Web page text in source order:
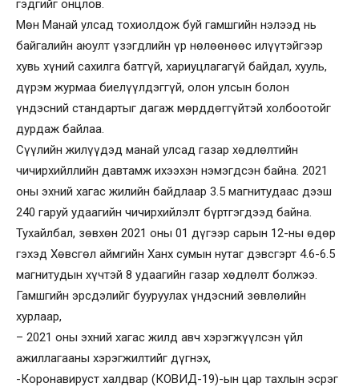
гэдгийг онцлов.
Мөн Манай улсад тохиолдож буй гамшгийн нэлээд нь
байгалийн аюулт үзэгдлийн үр нөлөөнөөс илүүтэйгээр
хувь хүний сахилга батгүй, хариуцлагагүй байдал, хууль,
дүрэм журмаа биелүүлдэггүй, олон улсын болон
үндэсний стандартыг дагаж мөрддөггүйтэй холбоотойг
дурдаж байлаа.
Сүүлийн жилүүдэд манай улсад газар хөдлөлтийн
чичирхийллийн давтамж ихээхэн нэмэгдсэн байна. 2021
оны эхний хагас жилийн байдлаар 3.5 магнитудаас дээш
240 гаруй удаагийн чичирхийлэлт бүртгэгдээд байна.
Тухайлбал, зөвхөн 2021 оны 01 дүгээр сарын 12-ны өдөр
гэхэд Хөвсгөл аймгийн Ханх сумын нутаг дэвсгэрт 4.6-6.5
магнитудын хүчтэй 8 удаагийн газар хөдлөлт болжээ.
Гамшгийн эрсдэлийг бууруулах үндэсний зөвлөлийн
хурлаар,
– 2021 оны эхний хагас жилд авч хэрэгжүүлсэн үйл
ажиллагааны хэрэгжилтийг дүгнэх,
-Коронавируст халдвар (КОВИД-19)-ын цар тахлын эсрэг